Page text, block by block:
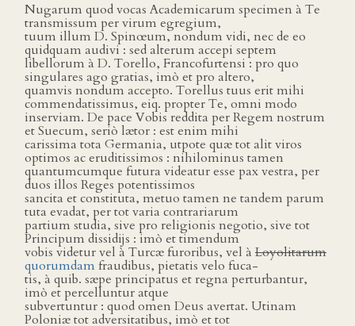
Nugarum quod vocas Academicarum specimen à Te
transmissum per virum egregium,
tuum illum D. Spinœum, nondum vidi, nec de eo
quidquam audivi : sed alterum accepi septem
libellorum à D. Torello, Francofurtensi : pro quo
singulares ago gratias, imò et pro altero,
quamvis nondum accepto. Torellus tuus erit mihi
commendatissimus, eiq. propter Te, omni modo
inserviam. De pace Vobis reddita per Regem nostrum
et Suecum, seriò lætor : est enim mihi
carissima tota Germania, utpote quæ tot alit viros
optimos ac eruditissimos : nihilominus tamen
quantumcumque futura videatur esse pax vestra, per
duos illos Reges potentissimos
sancita et constituta, metuo tamen ne tandem parum
tuta evadat, per tot varia contrariarum
partium studia, sive pro religionis negotio, sive tot
Principum dissidijs : imò et timendum
vobis videtur vel à Turcæ furoribus, vel à Loyolitarum
quorumdamfraudibus, pietatis velo fuca-
tis, à quib. sæpe principatus et regna perturbantur,
imò et percelluntur atque
subvertuntur : quod omen Deus avertat. Utinam
Poloniæ tot adversitatibus, imò et tot